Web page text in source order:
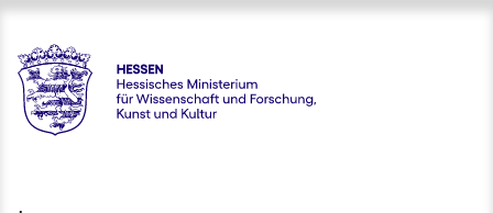
Hessen - Hessisches Ministerium für Wissenschaft und